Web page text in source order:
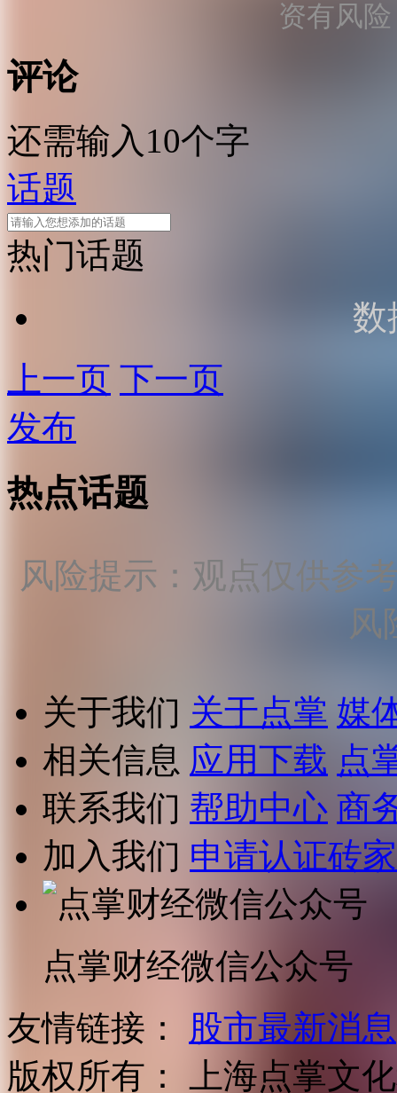
资有风
评论
还需输入10个字
话题
热门话题
数
上一页 下一页
发布
热点话题
风险提示：观点仅供参
风
关于我们 关于点掌 媒
相关信息 应用下载 点
联系我们 帮助中心 商
加入我们 申请认证砖家
点掌财经微信公众号
友情链接：
股市最新消息
版权所有：
上海点掌文